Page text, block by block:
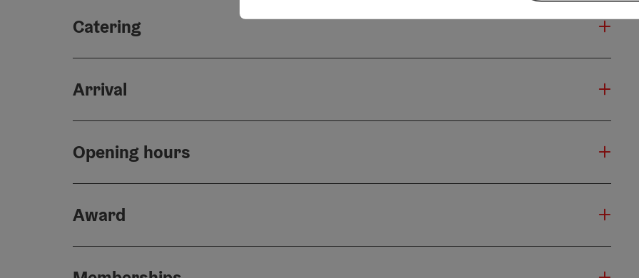
Catering
Arrival
Opening hours
Award